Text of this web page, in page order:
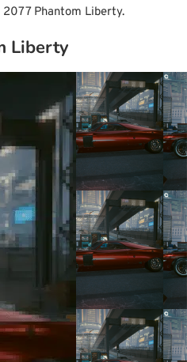
2077 Phantom Liberty.
Liberty